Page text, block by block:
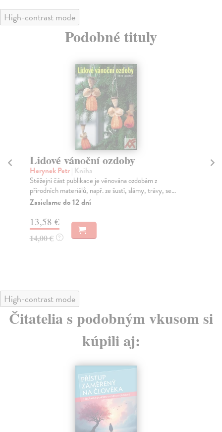
High-contrast mode
Podobné tituly
Lidové vánoční ozdoby
Herynek Petr| Kniha
Stěžejní část publikace je věnována ozdobám z
přírodních materiálů, např. ze šustí, slámy, trávy, se...
Zasielame do 12 dní
13,58 €
14,00 € ?
High-contrast mode
Čitatelia s podobným vkusom si
kúpili aj: